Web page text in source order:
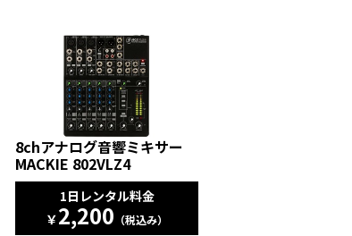
8chアナログ音響ミキサー
MACKIE 802VLZ4
1日レンタル料金
￥2,200 （税込み）